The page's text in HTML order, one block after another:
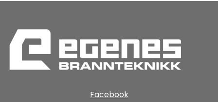
Facebook